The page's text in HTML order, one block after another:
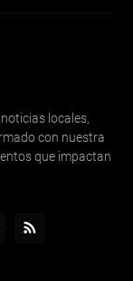
locales,
con nuestra
que impactan